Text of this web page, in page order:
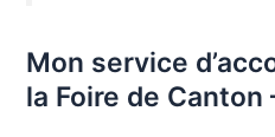
Mon service
la Foire de